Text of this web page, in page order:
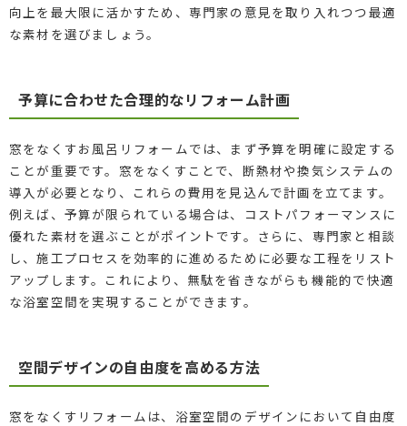
向上を最大限に活かすため、専門家の意見を取り入れつつ最適
な素材を選びましょう。
予算に合わせた合理的なリフォーム計画
窓をなくすお風呂リフォームでは、まず予算を明確に設定する
ことが重要です。窓をなくすことで、断熱材や換気システムの
導入が必要となり、これらの費用を見込んで計画を立てます。
例えば、予算が限られている場合は、コストパフォーマンスに
優れた素材を選ぶことがポイントです。さらに、専門家と相談
し、施工プロセスを効率的に進めるために必要な工程をリスト
アップします。これにより、無駄を省きながらも機能的で快適
な浴室空間を実現することができます。
空間デザインの自由度を高める方法
窓をなくすリフォームは、浴室空間のデザインにおいて自由度